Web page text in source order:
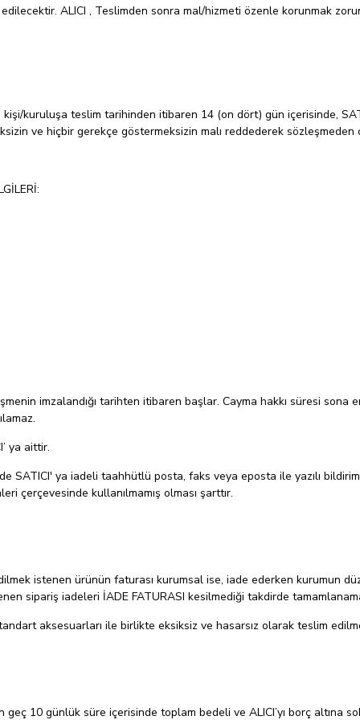
ALICI , Teslimden sonra mal/hizmeti özenle korunmak
kuruluşa teslim tarihinden itibaren 14 (on dört) gün içerisinde,
ve hiçbir gerekçe göstermeksizin malı reddederek sözleşmeden
imzalandığı tarihten itibaren başlar. Cayma hakkı süresi
ya aittir.
SATICI' ya iadeli taahhütlü posta, faks veya eposta ile yazılı
çerçevesinde kullanılmamış olması şarttır.
istenen ürünün faturası kurumsal ise, iade ederken kurumun
sipariş iadeleri İADE FATURASI kesilmediği takdirde
aksesuarları ile birlikte eksiksiz ve hasarsız olarak teslim
10 günlük süre içerisinde toplam bedeli ve ALICI’yı borç altına